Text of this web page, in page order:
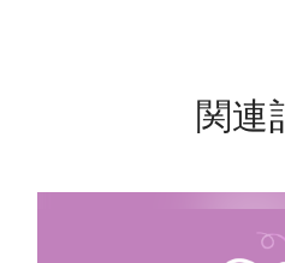
関連